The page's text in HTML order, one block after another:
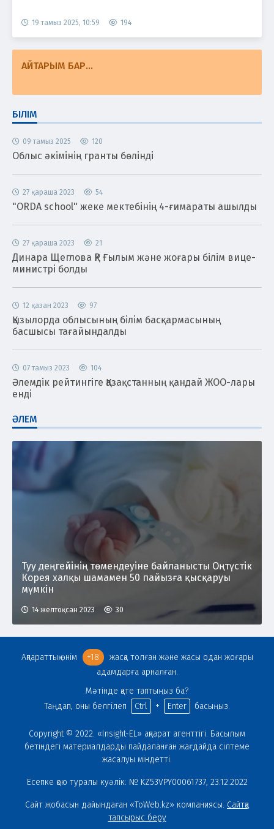
19 тамыз 2025, 10:59 194
АЙТАРЫМ БАР...
БІЛІМ
09 тамыз 2025 120
Облыс әкімінің гранты бөлінді
27 қараша 2023 54
"ORDA school" жеке мектебінің 4-ғимараты ашылды
27 қараша 2023 21
Динара Щеглова ҚР Ғылым және жоғары білім вице-
министрі болды
12 қазан 2023 97
Қызылорда облысының білім басқармасының
басшысы тағайындалды
07 тамыз 2023 104
Әлемдік рейтингіге Қазақстанның қандай ЖОО-лары
енді
ӘЛЕМ
Туу деңгейінің төмендеуіне байланысты Оңтүстік
Корея халқы шамамен 50 пайызға қысқаруы
мүмкін
14 желтоқсан 2023 30
Copyright © 2022. «Insight-EL» ақпарат агенттігі. Басылым
бетіндегі материалдарды пайдаланған жағдайда сілтеме
жасалуы міндетті.
Есепке қою туралы куәлік: № KZ53VPY00061737, 23.12.2022
Сайт жобасын дайындаған «ToWeb.kz» компаниясы. Сайтқа
тапсырыс беру
Ақпараттық өнім +18
жасқа толған және жасы одан жоғары
адамдарға арналған.
Мәтінде қате таптыңыз ба?
Таңдап, оны белгілеп
Ctrl + Enter басыңыз.